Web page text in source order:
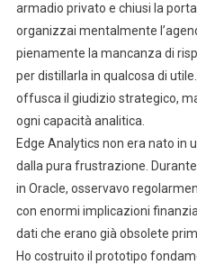
armadio privato e chiusi la
organizzai mentalmente
pienamente la mancanza di
per distillarla in qualcosa di
offusca il giudizio strategico,
ogni capacità analitica.
Edge Analytics non era nato in
dalla pura frustrazione.
in Oracle, osservavo
con enormi implicazioni
dati che erano già obsolete
Ho costruito il prototipo